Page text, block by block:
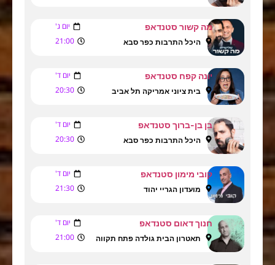
מה קשור סטנדאפ יום ג'
היכל התרבות כפר סבא 21:00
יונה קפח סטנדאפ יום ד'
בית ציוני אמריקה תל אביב 20:30
בן בן-ברוך סטנדאפ יום ד'
היכל התרבות כפר סבא 20:30
קובי מימון סטנדאפ יום ד'
מועדון הגריי יהוד 21:30
חנוך דאום סטנדאפ יום ד'
תאטרון הבית גולדה פתח תקווה 21:00